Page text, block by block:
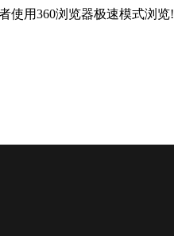
使用360浏览器极速模式浏览!